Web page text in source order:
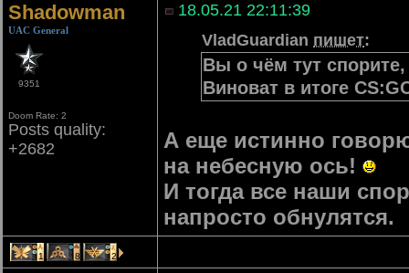
Shadowman
UAC General
9351
Doom Rate: 2
Posts quality:
+2682
18.05.21 22:11:39
VladGuardian пишет:
Вы о чём тут
Виноват в итоге
А еще истинно
на небесную ось!
И тогда все наши
напросто обнулятся.
1 8 2